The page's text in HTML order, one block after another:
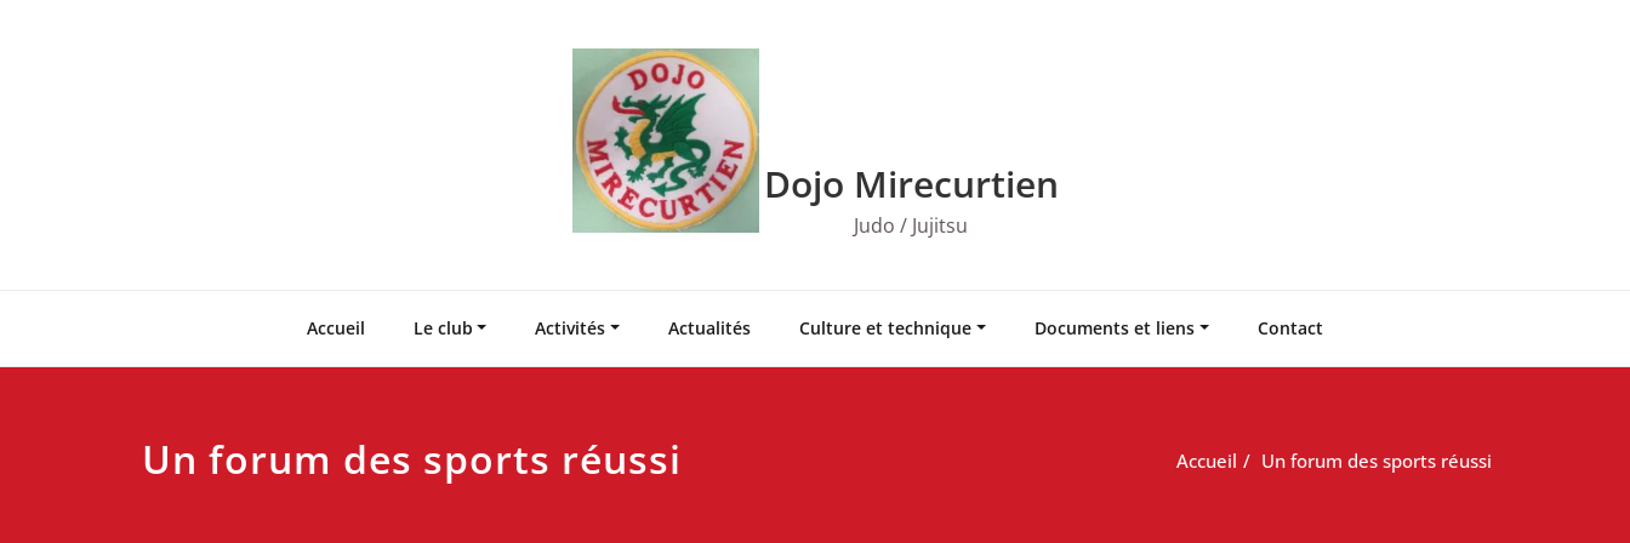
Dojo Mirecurtien
Judo / Jujitsu
Accueil Le club Activités Actualités Culture et technique Documents et liens Contact
Un forum des sports réussi Accueil Un forum des sports réussi